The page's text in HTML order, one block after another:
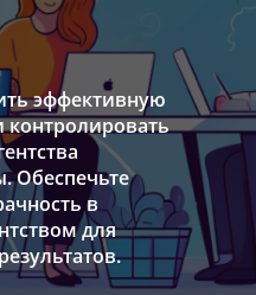
эффективную
контролировать
Обеспечьте
в
для